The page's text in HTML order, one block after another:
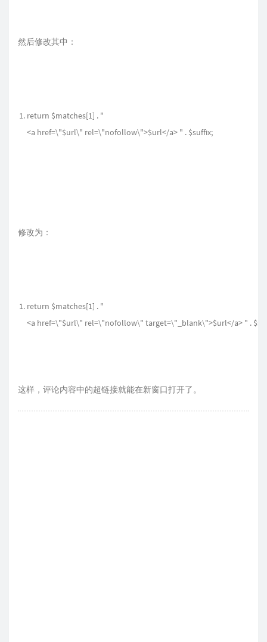
然后修改其中：
return $matches[1] . "
<a href=\"$url\" rel=\"nofollow\">$url</a> " . $suffix;
修改为：
return $matches[1] . "
<a href=\"$url\" rel=\"nofollow\" target=\"_blank\">$url</a> " .
这样，评论内容中的超链接就能在新窗口打开了。